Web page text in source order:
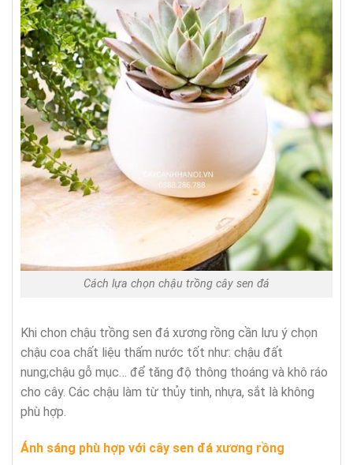
Cách lựa chọn chậu trồng cây sen đá
Khi chon chậu trồng sen đá xương rồng cần lưu ý chọn
chậu coa chất liệu thấm nước tốt như: chậu đất
nung;chậu gỗ mục… để tăng độ thông thoáng và khô ráo
cho cây. Các chậu làm từ thủy tinh, nhựa, sắt là không
phù hợp.
Ánh sáng phù hợp với cây sen đá xương rồng